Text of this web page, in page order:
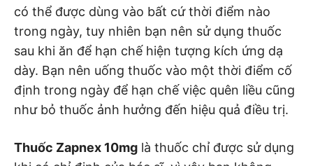
có thể được dùng vào bất cứ thời điểm nào
trong ngày, tuy nhiên bạn nên sử dụng thuốc
sau khi ăn để hạn chế hiện tượng kích ứng dạ
dày. Bạn nên uống thuốc vào một thời điểm cố
định trong ngày để hạn chế việc quên liều cũng
như bỏ thuốc ảnh hưởng đến hiệu quả điều trị.
Thuốc Zapnex 10mg là thuốc chỉ được sử dụng